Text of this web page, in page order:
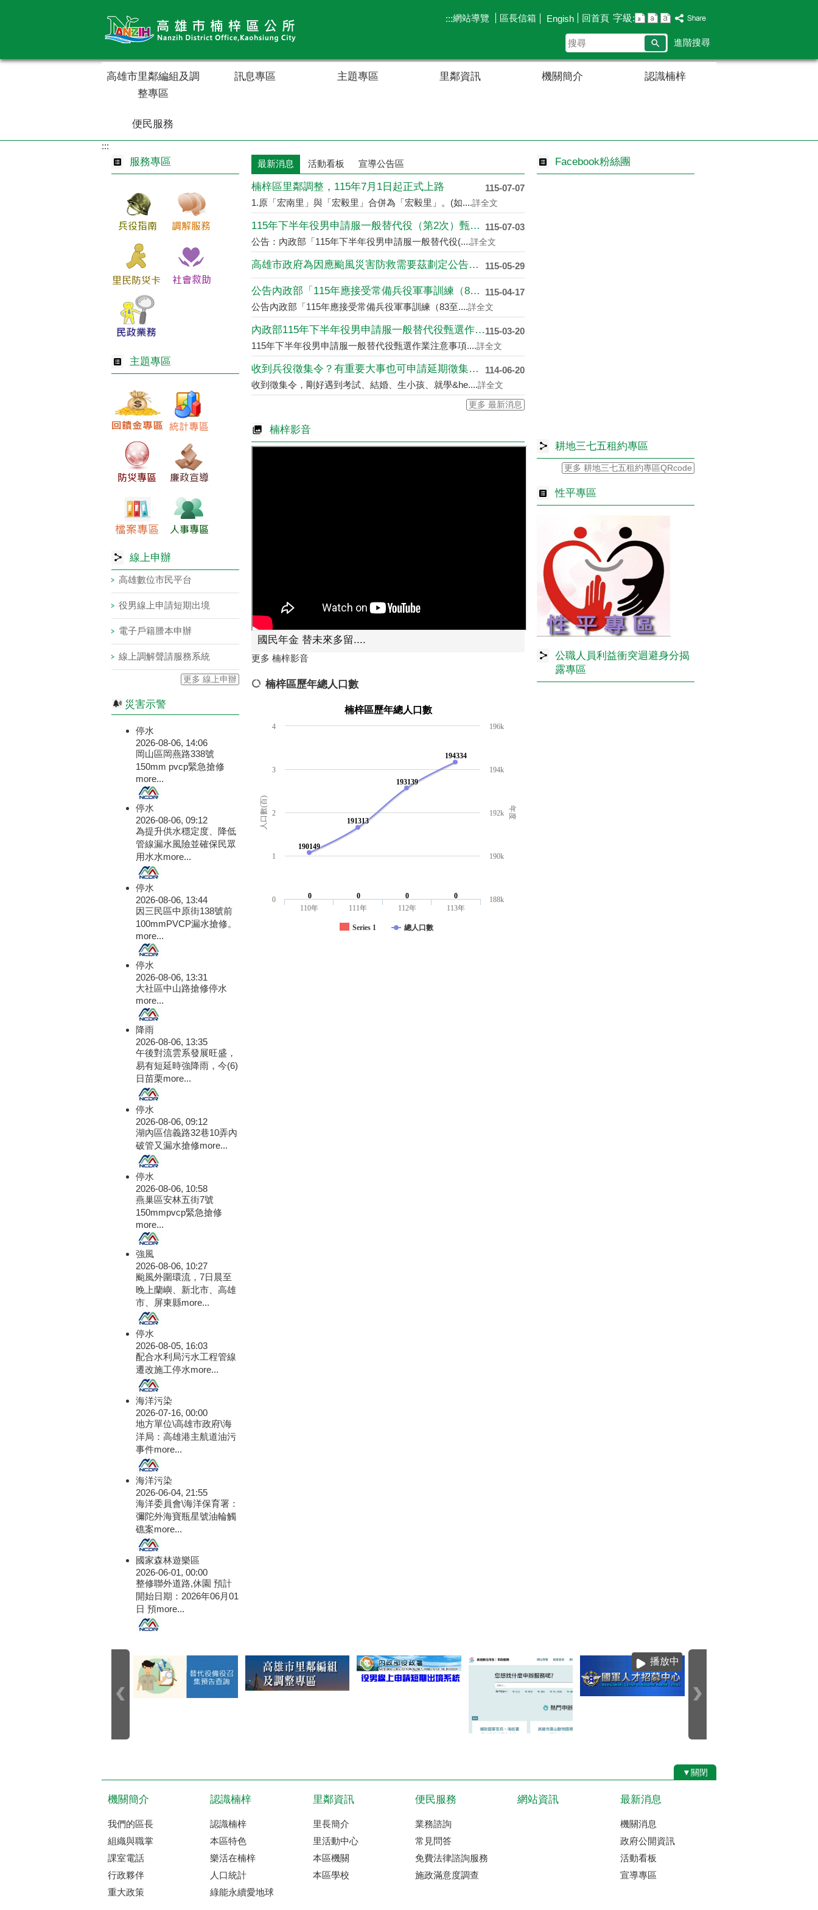
:::網站導覽 區長信箱 Engish 回首頁 字級:
搜
尋
進階搜尋
高雄市里鄰編組及調
整專區
訊息專區 主題專區 里鄰資訊 機關簡介 認識楠梓
便民服務
:::
服務專區
主題專區
線上申辦
高雄數位市民平台
役男線上申請短期出境
電子戶籍謄本申辦
線上調解聲請服務系統
更多 線上申辦
災害示警
停水
2026-08-06, 14:06
岡山區岡燕路338號
150mm pvcp緊急搶修
more...
停水
2026-08-06, 09:12
為提升供水穩定度、降低
管線漏水風險並確保民眾
用水水more...
停水
2026-08-06, 13:44
因三民區中原街138號前
100mmPVCP漏水搶修。
more...
停水
2026-08-06, 13:31
大社區中山路搶修停水
more...
降雨
2026-08-06, 13:35
午後對流雲系發展旺盛，
易有短延時強降雨，今(6)
日苗栗more...
停水
2026-08-06, 09:12
湖內區信義路32巷10弄內
破管又漏水搶修more...
停水
2026-08-06, 10:58
燕巢區安林五街7號
150mmpvcp緊急搶修
more...
強風
2026-08-06, 10:27
颱風外圍環流，7日晨至
晚上蘭嶼、新北市、高雄
市、屏東縣more...
停水
2026-08-05, 16:03
配合水利局污水工程管線
遷改施工停水more...
海洋污染
2026-07-16, 00:00
地方單位\高雄市政府\海
洋局：高雄港主航道油污
事件more...
海洋污染
2026-06-04, 21:55
海洋委員會\海洋保育署：
彌陀外海寶瓶星號油輪觸
礁案more...
國家森林遊樂區
2026-06-01, 00:00
整修聯外道路,休園 預計
開始日期：2026年06月01
日 預more...
最新消息 活動看板 宣導公告區
115-07-07
楠梓區里鄰調整，115年7月1日起正式上路
1.原「宏南里」與「宏毅里」合併為「宏毅里」。(如....詳全文
115-07-03
115年下半年役男申請服一般替代役（第2次）甄選作....
公告：內政部「115年下半年役男申請服一般替代役(....詳全文
115-05-29
高雄市政府為因應颱風災害防救需要茲劃定公告警戒區
115-04-17
公告內政部「115年應接受常備兵役軍事訓練（83至....
公告內政部「115年應接受常備兵役軍事訓練（83至....詳全文
115-03-20
內政部115年下半年役男申請服一般替代役甄選作業規....
115年下半年役男申請服一般替代役甄選作業注意事項....詳全文
114-06-20
收到兵役徵集令？有重要大事也可申請延期徵集！ ｜役....
收到徵集令，剛好遇到考試、結婚、生小孩、就學&he....詳全文
更多 最新消息
楠梓影音
國民年金 替未來多留....
更多 楠梓影音
楠梓區歷年總人口數
人口數(百) 年度
楠梓區歷年總人口數
0 0 0 0
190149
191313
193139
194334
Series 1 總人口數
110年 111年 112年 113年
0
1
2
3
4
188k
190k
192k
194k
196k
Facebook粉絲團
耕地三七五租約專區
更多 耕地三七五租約專區QRcode
性平專區
公職人員利益衝突迴避身分揭
露專區
播放中
▼關閉
機關簡介
我們的區長
組織與職掌
課室電話
行政夥伴
重大政策
認識楠梓
認識楠梓
本區特色
樂活在楠梓
人口統計
綠能永續愛地球
里鄰資訊
里長簡介
里活動中心
本區機關
本區學校
便民服務
業務諮詢
常見問答
免費法律諮詢服務
施政滿意度調查
網站資訊 最新消息
機關消息
政府公開資訊
活動看板
宣導專區